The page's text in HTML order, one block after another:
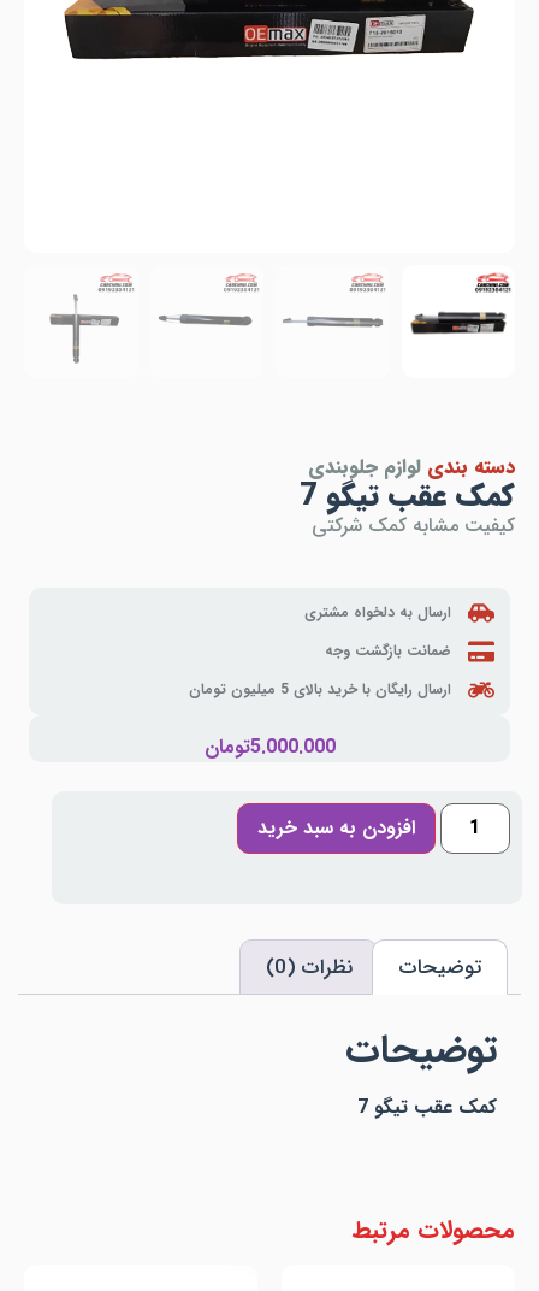
دسته بندی لوازم جلوبندی
کمک عقب تیگو 7
کیفیت مشابه کمک شرکتی
ارسال به دلخواه مشتری
ضمانت بازگشت وجه
ارسال رایگان با خرید بالای 5 میلیون تومان
5.000.000تومان
افزودن به سبد خرید
توضیحات نظرات (0)
توضیحات
کمک عقب تیگو 7
محصولات مرتبط